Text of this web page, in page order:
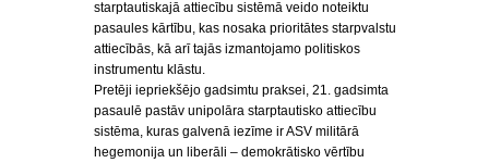
starptautiskajā attiecību sistēmā veido noteiktu
pasaules kārtību, kas nosaka prioritātes starpvalstu
attiecībās, kā arī tajās izmantojamo politiskos
instrumentu klāstu.
Pretēji iepriekšējo gadsimtu praksei, 21. gadsimta
pasaulē pastāv unipolāra starptautisko attiecību
sistēma, kuras galvenā iezīme ir ASV militārā
hegemonija un liberāli – demokrātisko vērtību